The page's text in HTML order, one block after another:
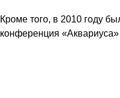
Кроме того, в 2010 году
конференция